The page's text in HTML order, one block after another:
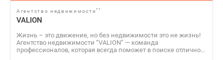
Агентство недвижимости **
VALION
Жизнь – это движение, но без недвижимости это не жизнь!
Агентство недвижимости “VALION” — команда
профессионалов, которая всегда поможет в поиске отличного